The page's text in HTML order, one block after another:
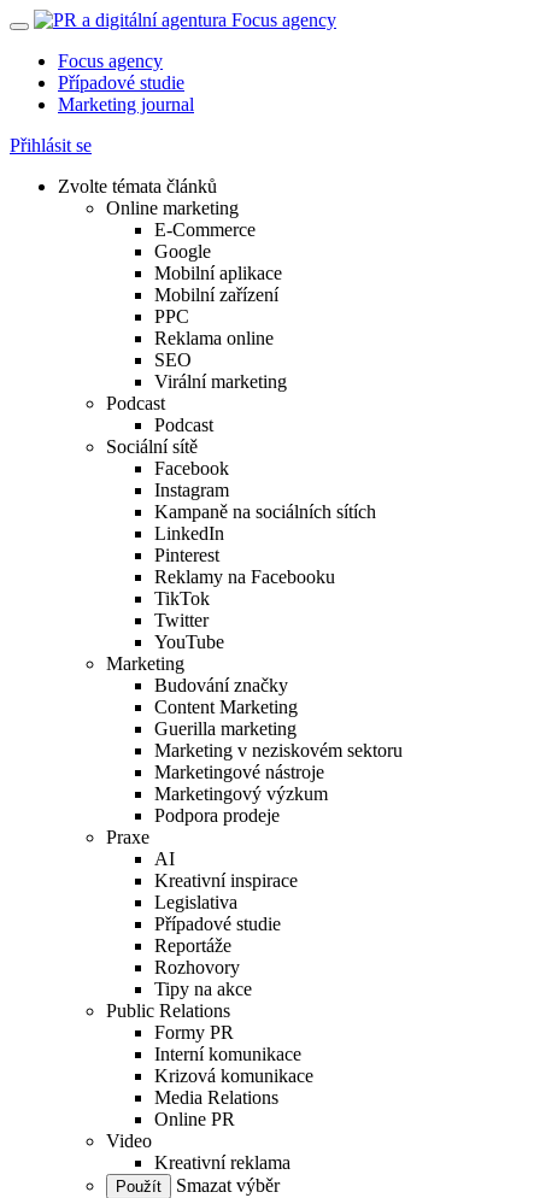
Focus agency
Případové studie
Marketing journal
Přihlásit se
Zvolte témata článků
Online marketing
E-Commerce
Google
Mobilní aplikace
Mobilní zařízení
PPC
Reklama online
SEO
Virální marketing
Podcast
Podcast
Sociální sítě
Facebook
Instagram
Kampaně na sociálních sítích
LinkedIn
Pinterest
Reklamy na Facebooku
TikTok
Twitter
YouTube
Marketing
Budování značky
Content Marketing
Guerilla marketing
Marketing v neziskovém sektoru
Marketingové nástroje
Marketingový výzkum
Podpora prodeje
Praxe
AI
Kreativní inspirace
Legislativa
Případové studie
Reportáže
Rozhovory
Tipy na akce
Public Relations
Formy PR
Interní komunikace
Krizová komunikace
Media Relations
Online PR
Video
Kreativní reklama
Smazat výběr